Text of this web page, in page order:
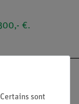
€.
sont